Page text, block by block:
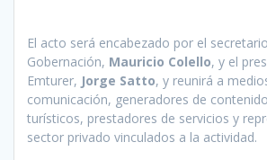
El acto será encabezado por el
Gobernación, Mauricio Colello, y el
Emturer, Jorge Satto, y reunirá a
comunicación, generadores de
turísticos, prestadores de servicios y
sector privado vinculados a la actividad.